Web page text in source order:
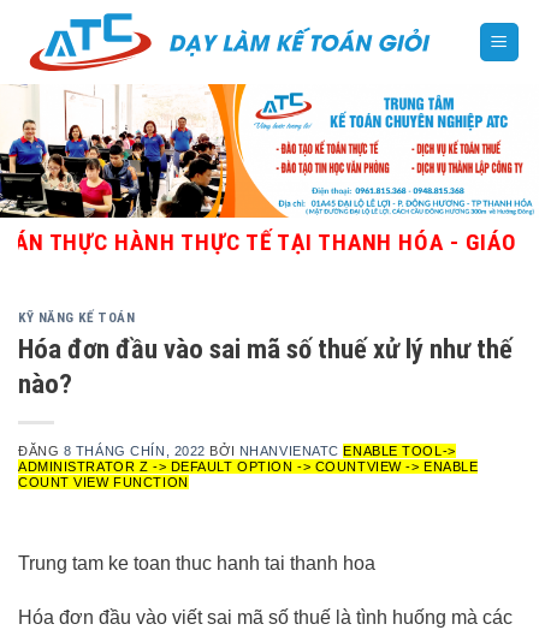
content
HÀNH THỰC TẾ TẠI THANH HÓA - GIÁO VIÊN
KỸ NĂNG KẾ TOÁN
Hóa đơn đầu vào sai mã số thuế xử lý như thế
nào?
ĐĂNG 8 THÁNG CHÍN, 2022 BỞI NHANVIENATC ENABLE TOOL->
ADMINISTRATOR Z -> DEFAULT OPTION -> COUNTVIEW -> ENABLE
COUNT VIEW FUNCTION
Trung tam ke toan thuc hanh tai thanh hoa
Hóa đơn đầu vào viết sai mã số thuế là tình huống mà các